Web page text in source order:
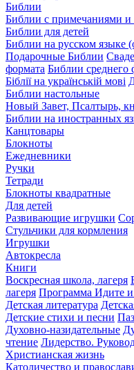
Библии
Библии с примечаниями и
Библии для детей
Библии на русском языке
Подарочные Библии
формата Библии среднего
Біблії на українській мові
Библии настольные
Новый Завет, Псалтырь,
Библии на иностранных
Канцтовары
Блокноты
Ежедневники
Ручки
Тетради
Блокноты квадратные
Для детей
Развивающие игрушки
Стульчики для кормления
Игрушки
Автокресла
Книги
Воскресная школа, лагеря
лагеря Программа Идите и
Детская литература
Детские стихи и песни
Духовно-назидательные
чтение Лидерство.
Христианская жизнь
Католичество и